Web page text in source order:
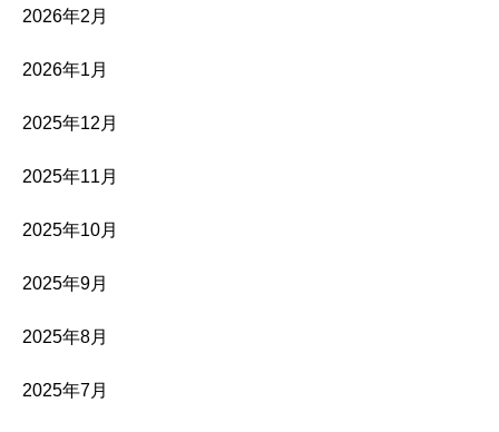
2026年2月
2026年1月
2025年12月
2025年11月
2025年10月
2025年9月
2025年8月
2025年7月